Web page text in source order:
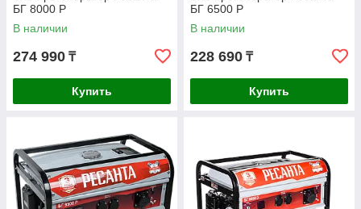
БГ 8000 Р
В наличии
274 990 ₸
Купить
БГ 6500 Р
В наличии
228 690 ₸
Купить